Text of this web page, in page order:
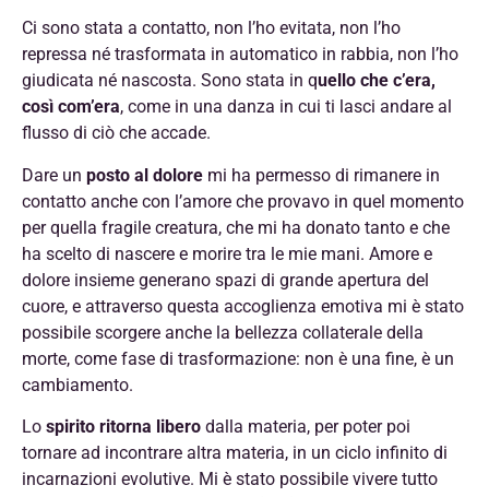
Ci sono stata a contatto, non l’ho evitata, non l’ho
repressa né trasformata in automatico in rabbia, non l’ho
giudicata né nascosta. Sono stata in quello che c’era,
così com’era, come in una danza in cui ti lasci andare al
flusso di ciò che accade.
Dare un posto al dolore mi ha permesso di rimanere in
contatto anche con l’amore che provavo in quel momento
per quella fragile creatura, che mi ha donato tanto e che
ha scelto di nascere e morire tra le mie mani. Amore e
dolore insieme generano spazi di grande apertura del
cuore, e attraverso questa accoglienza emotiva mi è stato
possibile scorgere anche la bellezza collaterale della
morte, come fase di trasformazione: non è una fine, è un
cambiamento.
Lo spirito ritorna libero dalla materia, per poter poi
tornare ad incontrare altra materia, in un ciclo infinito di
incarnazioni evolutive. Mi è stato possibile vivere tutto